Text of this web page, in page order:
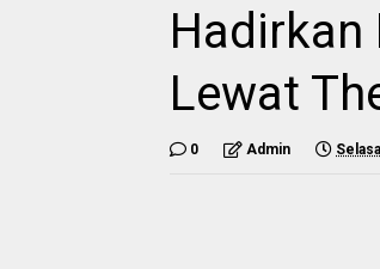
Hadirkan
Lewat
0 Admin